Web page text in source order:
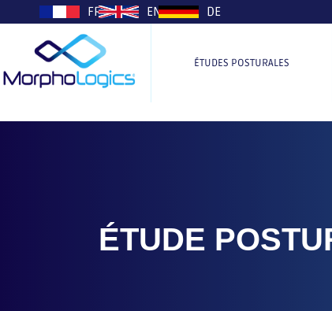
FR EN DE
ÉTUDES POSTURALES
ÉTUDE